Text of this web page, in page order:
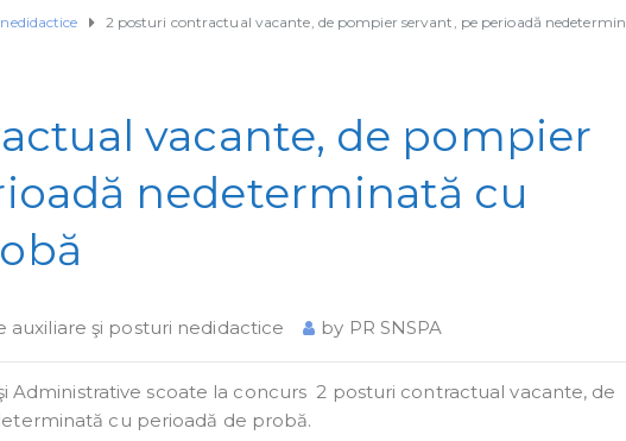
2 posturi contractual vacante, de pompier servant, pe perioadă
vacante, de pompier
nedeterminată cu
auxiliare şi posturi nedidactice by PR SNSPA
Administrative scoate la concurs 2 posturi contractual vacante, de
cu perioadă de probă.